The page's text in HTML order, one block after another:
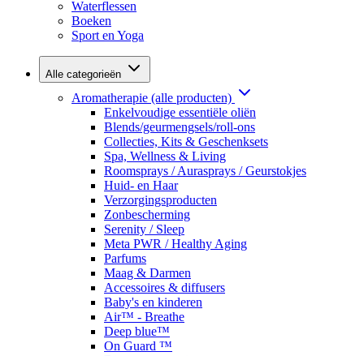
Waterflessen
Boeken
Sport en Yoga
Alle categorieën
Aromatherapie (alle producten)
Enkelvoudige essentiële oliën
Blends/geurmengsels/roll-ons
Collecties, Kits & Geschenksets
Spa, Wellness & Living
Roomsprays / Aurasprays / Geurstokjes
Huid- en Haar
Verzorgingsproducten
Zonbescherming
Serenity / Sleep
Meta PWR / Healthy Aging
Parfums
Maag & Darmen
Accessoires & diffusers
Baby's en kinderen
Air™ - Breathe
Deep blue™
On Guard ™